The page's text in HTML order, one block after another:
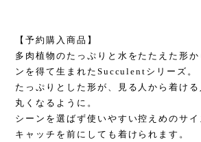
【予約購入商品】
多肉植物のたっぷりと水をたたえた形か
ンを得て生まれたSucculentシリーズ。
たっぷりとした形が、見る人から着け
丸くなるように。
シーンを選ばず使いやすい控えめのサ
キャッチを前にしても着けられます。